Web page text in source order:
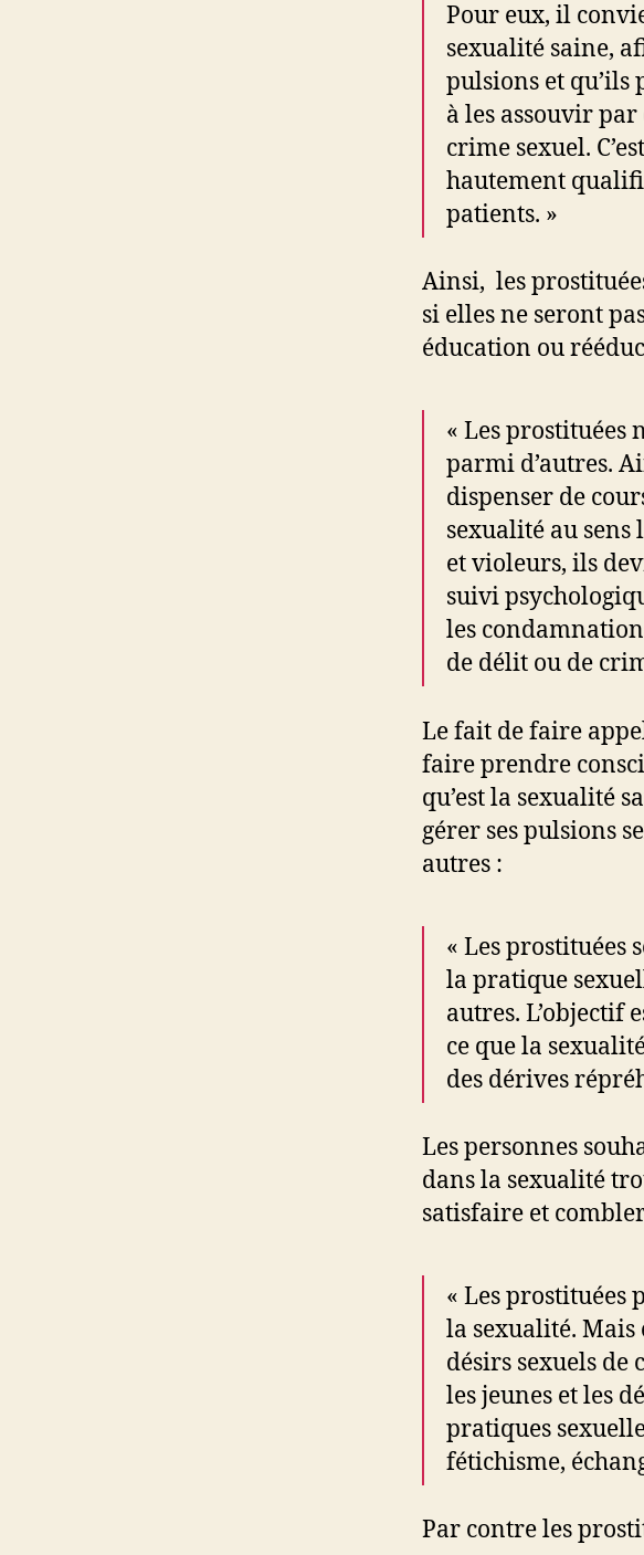
Pour eux, il
sexualité saine,
pulsions et qu’ils
à les assouvir
crime sexuel.
hautement
patients. »
Ainsi, les
si elles ne seront
éducation ou
« Les prostituées
parmi d’autres.
dispenser de
sexualité au
et violeurs, ils
suivi
les
de délit ou de
Le fait de faire
faire prendre
qu’est la sexualité
gérer ses pulsions
autres :
« Les prostituées
la pratique
autres.
ce que la
des dérives
Les personnes
dans la sexualité
satisfaire et
« Les prostituées
la sexualité. Mais
désirs sexuels de
les jeunes et les
pratiques
fétichisme,
Par contre les